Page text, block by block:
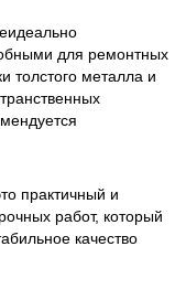
для ремонтных
толстого металла и
практичный и
работ, который
качество